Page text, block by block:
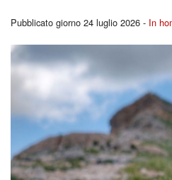
Pubblicato giorno 24 luglio 2026 - In